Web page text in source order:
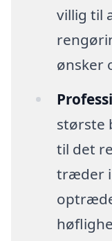
villig til
ønsker
største
til det
træder